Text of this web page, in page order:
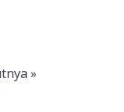
»